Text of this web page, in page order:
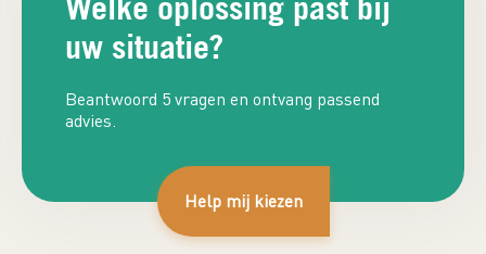
uw situatie?
Beantwoord 5 vragen en ontvang passend
advies.
Help mij kiezen
Plan adviesgesprek
820,00 Inclusief BTW